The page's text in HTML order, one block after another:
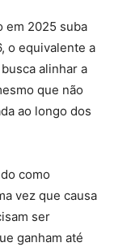
em 2025 suba
o equivalente a
alinhar a
que não
ao longo dos
como
vez que causa
ser
ganham até